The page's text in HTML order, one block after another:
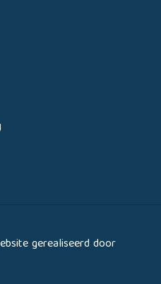
gerealiseerd door